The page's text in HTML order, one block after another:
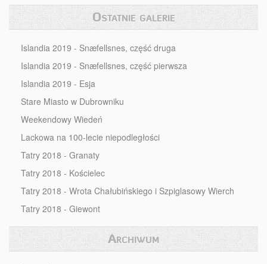
Ostatnie galerie
Islandia 2019 - Snæfellsnes, część druga
Islandia 2019 - Snæfellsnes, część pierwsza
Islandia 2019 - Esja
Stare Miasto w Dubrowniku
Weekendowy Wiedeń
Lackowa na 100-lecie niepodległości
Tatry 2018 - Granaty
Tatry 2018 - Kościelec
Tatry 2018 - Wrota Chałubińskiego i Szpiglasowy Wierch
Tatry 2018 - Giewont
Archiwum